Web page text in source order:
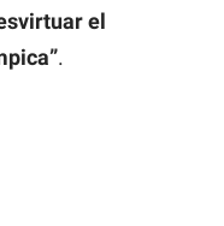
el
.